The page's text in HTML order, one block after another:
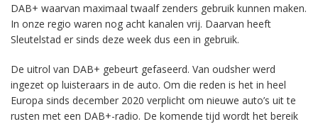
DAB+ waarvan maximaal twaalf zenders gebruik kunnen maken.
In onze regio waren nog acht kanalen vrij. Daarvan heeft
Sleutelstad er sinds deze week dus een in gebruik.
De uitrol van DAB+ gebeurt gefaseerd. Van oudsher werd
ingezet op luisteraars in de auto. Om die reden is het in heel
Europa sinds december 2020 verplicht om nieuwe auto’s uit te
rusten met een DAB+-radio. De komende tijd wordt het bereik